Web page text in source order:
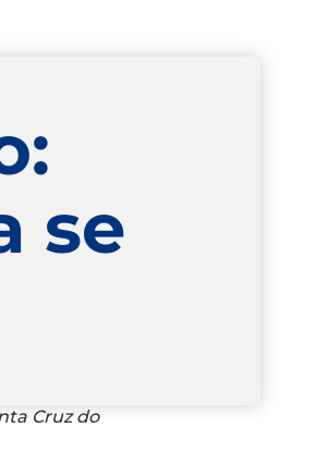
se
Cruz do